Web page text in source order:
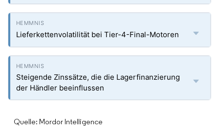
Lieferkettenvolatilität bei Tier-4-Final-Motoren
Steigende Zinssätze, die die Lagerfinanzierung
der Händler beeinflussen
Quelle: Mordor Intelligence